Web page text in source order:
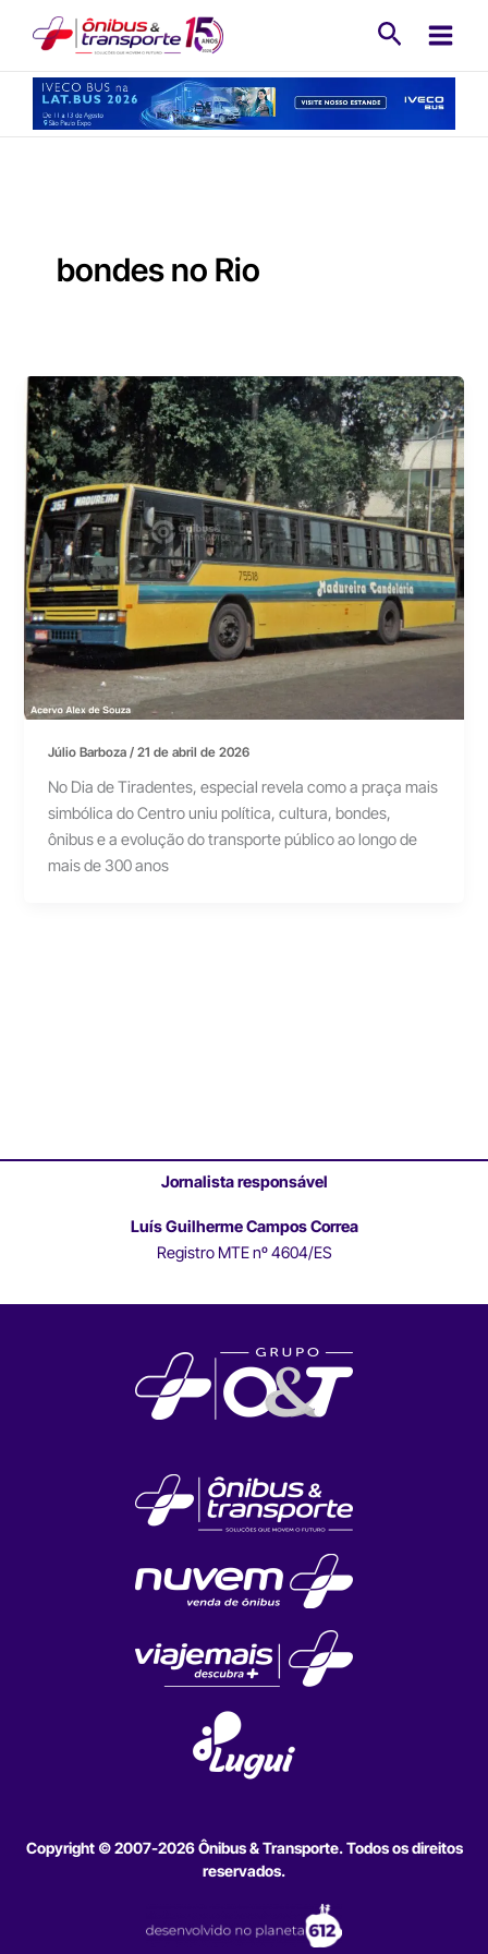
conteúdo
bondes no Rio
Júlio Barboza/21 de abril de 2026
No Dia de Tiradentes, especial revela como a praça mais
simbólica do Centro uniu política, cultura, bondes,
ônibus e a evolução do transporte público ao longo de
mais de 300 anos
Jornalista responsável
Luís Guilherme Campos Correa
Registro MTE nº 4604/ES
Copyright © 2007-2026 Ônibus & Transporte. Todos os direitos
reservados.